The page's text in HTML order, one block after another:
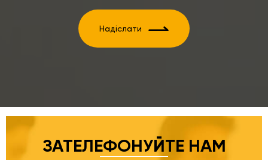
Надіслати
ЗАТЕЛЕФОНУЙТЕ НАМ